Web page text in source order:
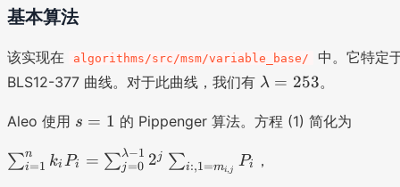
l -
}
2
{
}
=
1
}
^
{
^
s
-
基本算法
该实现在 algorithms/src/msm/variable_base/
中。它特定
BLS12-377 曲线。对于此曲线，我们有 \l
m
d
λ = 253。
Aleo 使用 s
1
s = 1 的 Pippenger 算法。方程 (1) 简化为
\
∑i=1
n ki Pi = ∑j =0
λ−1 2j ∑i:,1=mi, j
Pi ，